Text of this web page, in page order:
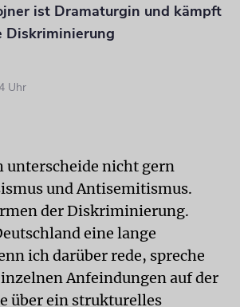
ist Dramaturgin und kämpft
Diskriminierung
Uhr
unterscheide nicht gern
und Antisemitismus.
der Diskriminierung.
eine lange
ich darüber rede, spreche
Anfeindungen auf der
über ein strukturelles